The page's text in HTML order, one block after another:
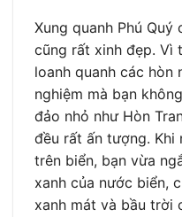
Xung quanh Phú Quý
cũng rất xinh đẹp. Vì
loanh quanh các hòn
nghiệm mà bạn
đảo nhỏ như Hòn
đều rất ấn tượng. Khi
trên biển, bạn vừa
xanh của nước biển,
xanh mát và bầu trời